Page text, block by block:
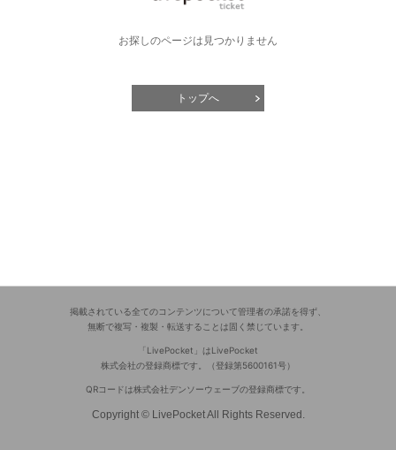
お探しのページは見つかりません
トップへ
掲載されている全てのコンテンツについて管理者の承諾を得ず、
無断で複写・複製・転送することは固く禁じています。
「LivePocket」はLivePocket
株式会社の登録商標です。（登録第5600161号）
QRコードは株式会社デンソーウェーブの登録商標です。
Copyright © LivePocket All Rights Reserved.